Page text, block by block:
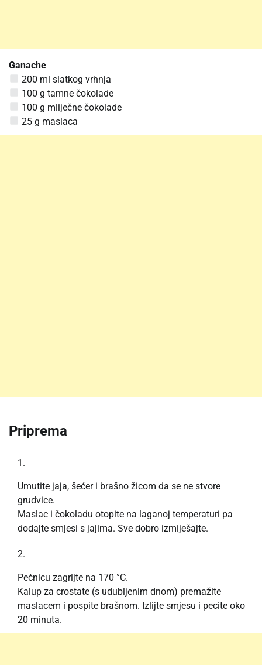
Ganache
200 ml slatkog vrhnja
100 g tamne čokolade
100 g mliječne čokolade
25 g maslaca
Priprema
Umutite jaja, šećer i brašno žicom da se ne stvore
grudvice.
Maslac i čokoladu otopite na laganoj temperaturi pa
dodajte smjesi s jajima. Sve dobro izmiješajte.
Pećnicu zagrijte na 170 °C.
Kalup za crostate (s udubljenim dnom) premažite
maslacem i pospite brašnom. Izlijte smjesu i pecite oko
20 minuta.